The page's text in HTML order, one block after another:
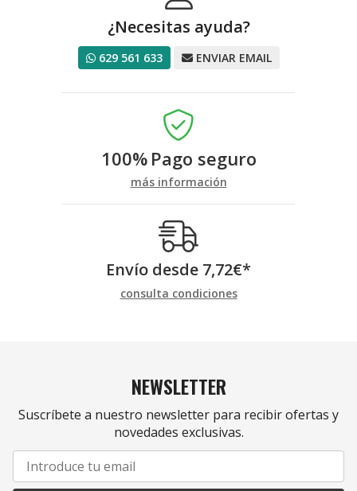
¿Necesitas ayuda?
629 561 633 ENVIAR EMAIL
100% Pago seguro
más información
Envío desde 7,72€*
consulta condiciones
NEWSLETTER
Suscríbete a nuestro newsletter para recibir ofertas y
novedades exclusivas.